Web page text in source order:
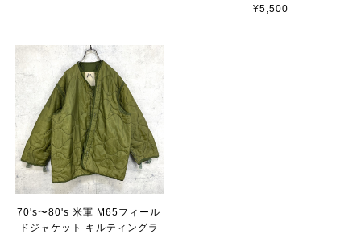
¥5,500
70's〜80's 米軍 M65フィール
ドジャケット キルティングラ